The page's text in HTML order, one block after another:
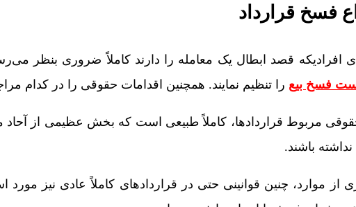
فسخ قرارداد
افرادیکه قصد ابطال یک معامله را دارند کاملاً ضروری بنظر می‌رسد.
فسخ بیع را تنظیم نمایند. همچنین اقدامات حقوقی را در کدام
مربوط قراردادها، کاملاً طبیعی است که بخش عظیمی از آحاد
باشند.
موارد، چنین قوانینی حتی در قراردادهای کاملاً عادی نیز مورد